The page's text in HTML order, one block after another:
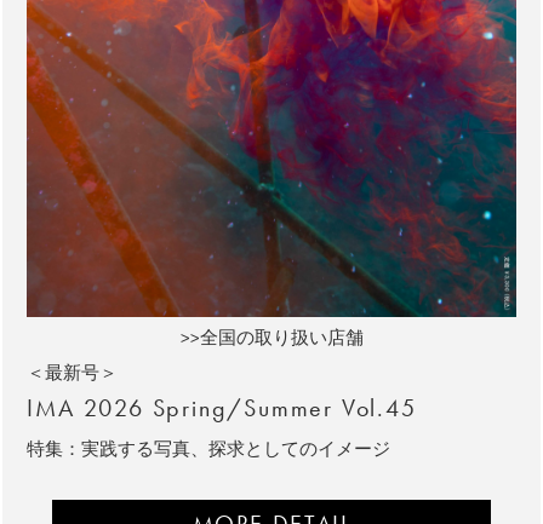
>>全国の取り扱い店舗
＜最新号＞
IMA 2026 Spring/Summer Vol.45
特集：実践する写真、探求としてのイメージ